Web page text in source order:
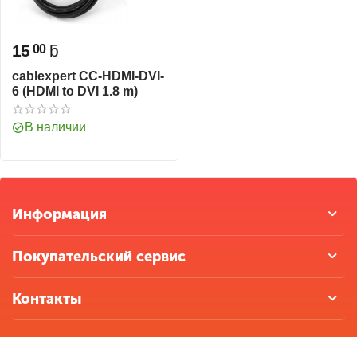
15 00 ƃ
cablexpert CC-HDMI-DVI-
6 (HDMI to DVI 1.8 m)
В наличии
Информация
Покупательский сервис
Контакты